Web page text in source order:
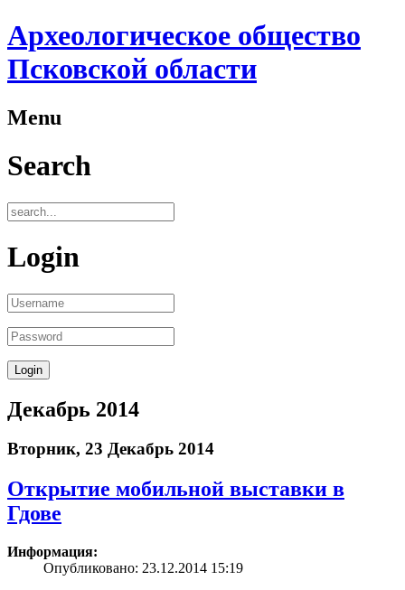
Археологическое общество
Псковской области
Menu
Search
Login
Декабрь 2014
Вторник, 23 Декабрь 2014
Открытие мобильной выставки в
Гдове
Информация:
Опубликовано: 23.12.2014 15:19